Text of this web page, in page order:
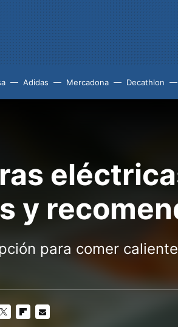
Adidas Mercadona Decathlon
y
para comer